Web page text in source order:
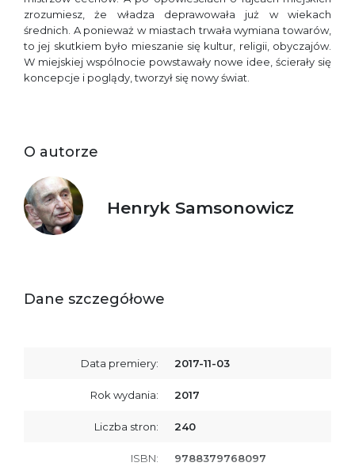
zrozumiesz, że władza deprawowała już w wiekach
średnich. A ponieważ w miastach trwała wymiana towarów,
to jej skutkiem było mieszanie się kultur, religii, obyczajów.
W miejskiej wspólnocie powstawały nowe idee, ścierały się
koncepcje i poglądy, tworzył się nowy świat.
O autorze
Henryk Samsonowicz
Dane szczegółowe
Data premiery: 2017-11-03
Rok wydania: 2017
Liczba stron: 240
ISBN: 9788379768097